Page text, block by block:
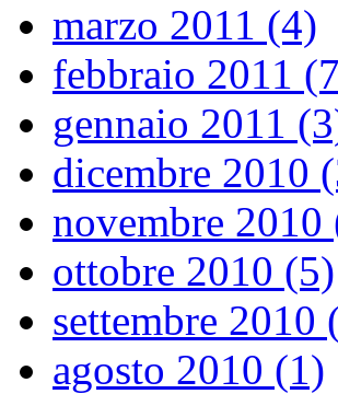
marzo 2011 (4)
febbraio 2011
gennaio 2011
dicembre 2010
novembre 2010
ottobre 2010 (5)
settembre 2010
agosto 2010 (1)